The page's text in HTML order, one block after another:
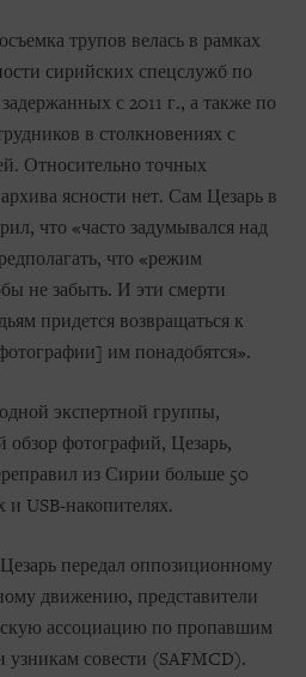
трупов велась в рамках
сирийских спецслужб по
с 2011 г., а также по
в столкновениях с
Относительно точных
ясности нет. Сам Цезарь в
что «часто задумывался над
что «режим
не забыть. И эти смерти
придется возвращаться к
им понадобятся».
экспертной группы,
обзор фотографий, Цезарь,
из Сирии больше 50
и USB-накопителях.
передал оппозиционному
движению, представители
ассоциацию по пропавшим
узникам совести (SAFMCD).